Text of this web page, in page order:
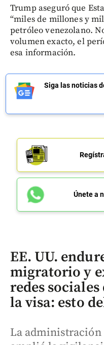
Trump aseguró que
“miles de millones y
petróleo venezolano.
volumen exacto, el
esa información.
Siga las noticias
Únete a
EE. UU.
migratorio y
redes
la visa: esto
La administración